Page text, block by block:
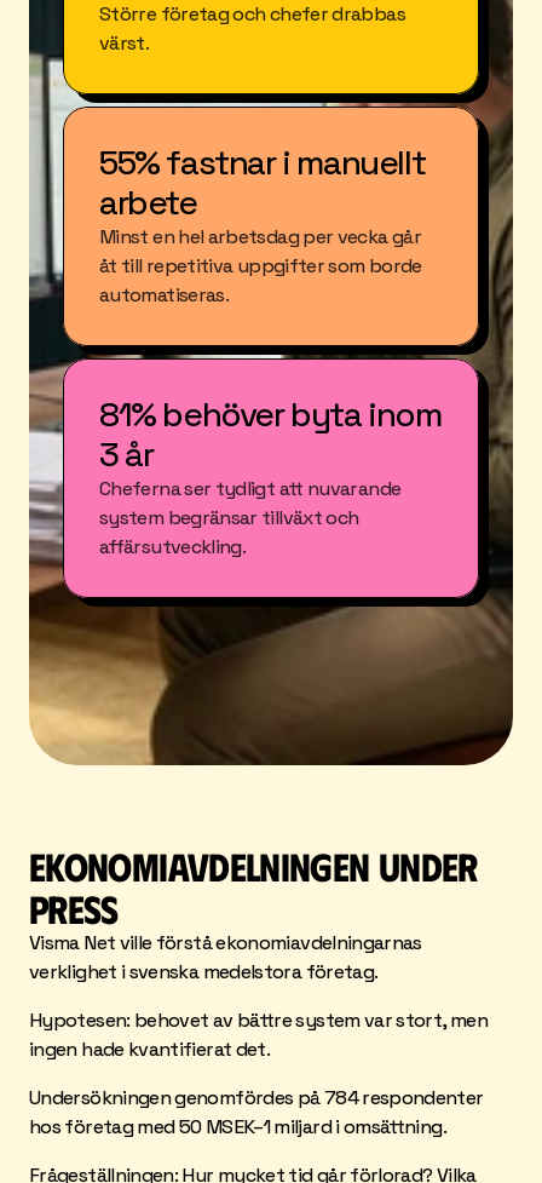
Större företag och chefer drabbas
värst.
55% fastnar i manuellt
arbete
Minst en hel arbetsdag per vecka går
åt till repetitiva uppgifter som borde
automatiseras.
81% behöver byta inom
3 år
Cheferna ser tydligt att nuvarande
system begränsar tillväxt och
affärsutveckling.
EKONOMIAVDELNINGEN UNDER
PRESS
Visma Net ville förstå ekonomiavdelningarnas
verklighet i svenska medelstora företag.
Hypotesen: behovet av bättre system var stort, men
ingen hade kvantifierat det.
Undersökningen genomfördes på 784 respondenter
hos företag med 50 MSEK–1 miljard i omsättning.
Frågeställningen: Hur mycket tid går förlorad? Vilka